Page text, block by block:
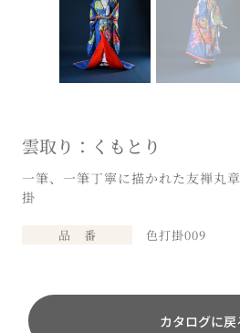
雲取り：くもとり
一筆、一筆丁寧に描かれた友禅丸
掛
品 番 色打掛009
カタログに戻